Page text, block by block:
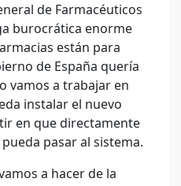
de Farmacéuticos
burocrática enorme
están para
de España quería
vamos a trabajar en
instalar el nuevo
en que directamente
pasar al sistema.
a hacer de la